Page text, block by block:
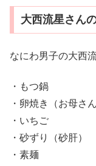
大西流星さん
なにわ男子の大西
・もつ鍋
・卵焼き（お母さ
・いちご
・砂ずり（砂肝）
・素麺